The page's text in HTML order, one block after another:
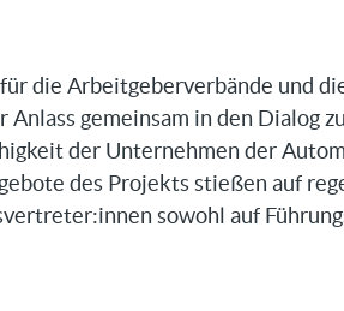
die Arbeitgeberverbände und
gemeinsam in den Dialog
der Unternehmen der
des Projekts stießen auf
sowohl auf